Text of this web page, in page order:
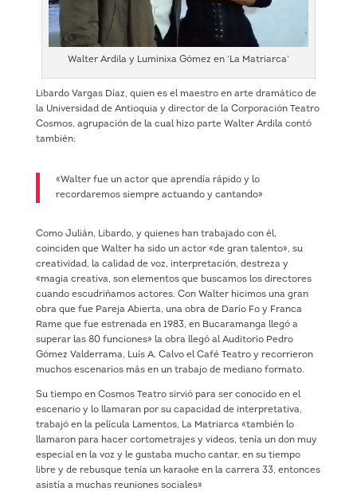
Walter Ardila y Luminixa Gómez en ‘La Matriarca’
Libardo Vargas Díaz, quien es el maestro en arte dramático de
la Universidad de Antioquia y director de la Corporación Teatro
Cosmos, agrupación de la cual hizo parte Walter Ardila contó
también:
«Walter fue un actor que aprendía rápido y lo
recordaremos siempre actuando y cantando»
Como Julián, Libardo, y quienes han trabajado con él,
coinciden que Walter ha sido un actor «de gran talento», su
creatividad, la calidad de voz, interpretación, destreza y
«magia creativa, son elementos que buscamos los directores
cuando escudriñamos actores. Con Walter hicimos una gran
obra que fue Pareja Abierta, una obra de Darío Fo y Franca
Rame que fue estrenada en 1983, en Bucaramanga llegó a
superar las 80 funciones» la obra llegó al Auditorio Pedro
Gómez Valderrama, Luís A. Calvo el Café Teatro y recorrieron
muchos escenarios más en un trabajo de mediano formato.
Su tiempo en Cosmos Teatro sirvió para ser conocido en el
escenario y lo llamaran por su capacidad de interpretativa,
trabajó en la película Lamentos, La Matriarca «también lo
llamaron para hacer cortometrajes y videos, tenía un don muy
especial en la voz y le gustaba mucho cantar, en su tiempo
libre y de rebusque tenía un karaoke en la carrera 33, entonces
asistía a muchas reuniones sociales»